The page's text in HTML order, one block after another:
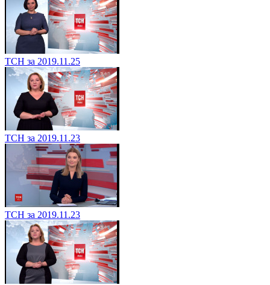
ТСН за 2019.11.25
ТСН за 2019.11.23
ТСН за 2019.11.23